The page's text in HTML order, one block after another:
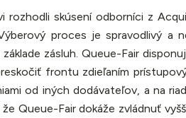
rozhodli skúsení odborníci z
proces je spravodlivý a
zásluh. Queue-Fair
frontu zdieľaním
od iných dodávateľov, a na
Queue-Fair dokáže zvládnuť